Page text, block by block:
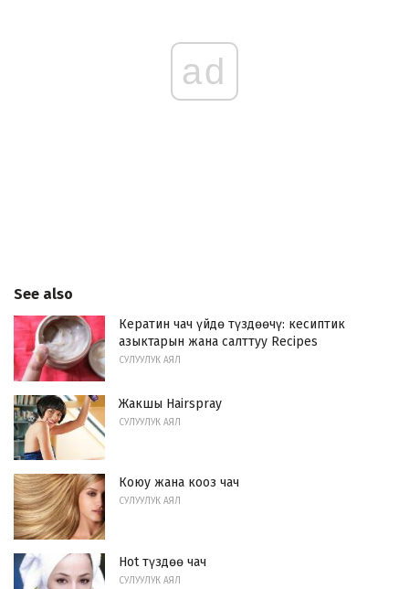
ad
See also
Кератин чач үйдө түздөөчү: кесиптик
азыктарын жана салттуу Recipes
СУЛУУЛУК АЯЛ
Жакшы Hairspray
СУЛУУЛУК АЯЛ
Коюу жана кооз чач
СУЛУУЛУК АЯЛ
Hot түздөө чач
СУЛУУЛУК АЯЛ